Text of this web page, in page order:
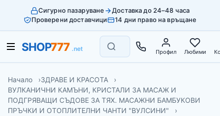
Сигурно пазаруване
Доставка до 24–48 часа
Проверени доставчици
14 дни право на връщане
Профил Любими
Начало
ЗДРАВЕ И КРАСОТА
ВУЛКАНИЧНИ КАМЪНИ, КРИСТАЛИ ЗА МАСАЖ И
ПОДГРЯВАЩИ СЪДОВЕ ЗА ТЯХ. МАСАЖНИ БАМБУКОВИ
ПРЪЧКИ И ОТОПЛИТЕЛНИ ЧАНТИ "ВУЛСИНИ"